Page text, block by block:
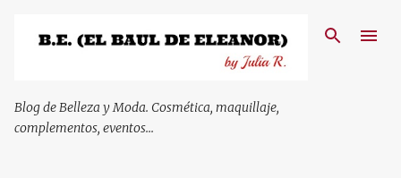
Blog de Belleza y Moda. Cosmética, maquillaje,
complementos, eventos...